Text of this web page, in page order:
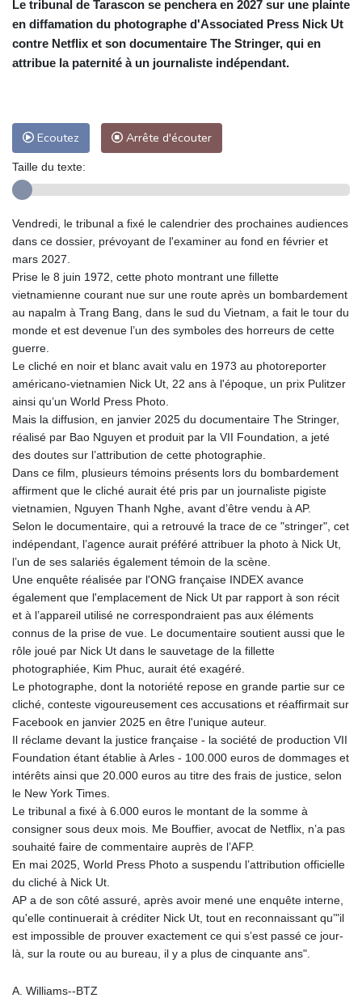
Le tribunal de Tarascon se penchera en 2027 sur une plainte
en diffamation du photographe d'Associated Press Nick Ut
contre Netflix et son documentaire The Stringer, qui en
attribue la paternité à un journaliste indépendant.
Ecoutez Arrête d'écouter
Taille du texte:
Vendredi, le tribunal a fixé le calendrier des prochaines audiences
dans ce dossier, prévoyant de l'examiner au fond en février et
mars 2027.
Prise le 8 juin 1972, cette photo montrant une fillette
vietnamienne courant nue sur une route après un bombardement
au napalm à Trang Bang, dans le sud du Vietnam, a fait le tour du
monde et est devenue l’un des symboles des horreurs de cette
guerre.
Le cliché en noir et blanc avait valu en 1973 au photoreporter
américano-vietnamien Nick Ut, 22 ans à l'époque, un prix Pulitzer
ainsi qu’un World Press Photo.
Mais la diffusion, en janvier 2025 du documentaire The Stringer,
réalisé par Bao Nguyen et produit par la VII Foundation, a jeté
des doutes sur l’attribution de cette photographie.
Dans ce film, plusieurs témoins présents lors du bombardement
affirment que le cliché aurait été pris par un journaliste pigiste
vietnamien, Nguyen Thanh Nghe, avant d’être vendu à AP.
Selon le documentaire, qui a retrouvé la trace de ce "stringer", cet
indépendant, l’agence aurait préféré attribuer la photo à Nick Ut,
l’un de ses salariés également témoin de la scène.
Une enquête réalisée par l'ONG française INDEX avance
également que l'emplacement de Nick Ut par rapport à son récit
et à l’appareil utilisé ne correspondraient pas aux éléments
connus de la prise de vue. Le documentaire soutient aussi que le
rôle joué par Nick Ut dans le sauvetage de la fillette
photographiée, Kim Phuc, aurait été exagéré.
Le photographe, dont la notoriété repose en grande partie sur ce
cliché, conteste vigoureusement ces accusations et réaffirmait sur
Facebook en janvier 2025 en être l'unique auteur.
Il réclame devant la justice française - la société de production VII
Foundation étant établie à Arles - 100.000 euros de dommages et
intérêts ainsi que 20.000 euros au titre des frais de justice, selon
le New York Times.
Le tribunal a fixé à 6.000 euros le montant de la somme à
consigner sous deux mois. Me Bouffier, avocat de Netflix, n’a pas
souhaité faire de commentaire auprès de l’AFP.
En mai 2025, World Press Photo a suspendu l’attribution officielle
du cliché à Nick Ut.
AP a de son côté assuré, après avoir mené une enquête interne,
qu'elle continuerait à créditer Nick Ut, tout en reconnaissant qu’"il
est impossible de prouver exactement ce qui s’est passé ce jour-
là, sur la route ou au bureau, il y a plus de cinquante ans".
A. Williams--BTZ